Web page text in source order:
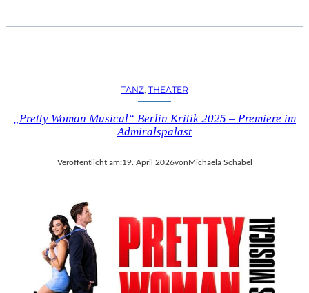
TANZ, THEATER
„Pretty Woman Musical“ Berlin Kritik 2025 – Premiere im
Admiralspalast
Veröffentlicht am:19. April 2026vonMichaela Schabel